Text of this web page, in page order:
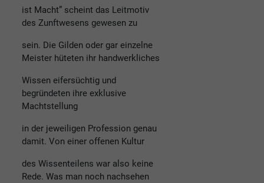
ist Macht” scheint das Leitmotiv
des Zunftwesens gewesen zu
sein. Die Gilden oder gar einzelne
Meister hüteten ihr handwerkliches
Wissen eifersüchtig und
begründeten ihre exklusive
Machtstellung
in der jeweiligen Profession genau
damit. Von einer offenen Kultur
des Wissenteilens war also keine
Rede. Was man noch nachsehen